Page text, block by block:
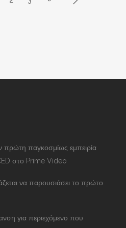
πρώτη παγκοσμίως εμπειρία
στο Prime Video
να παρουσιάσει το πρώτο
για περιεχόμενο που